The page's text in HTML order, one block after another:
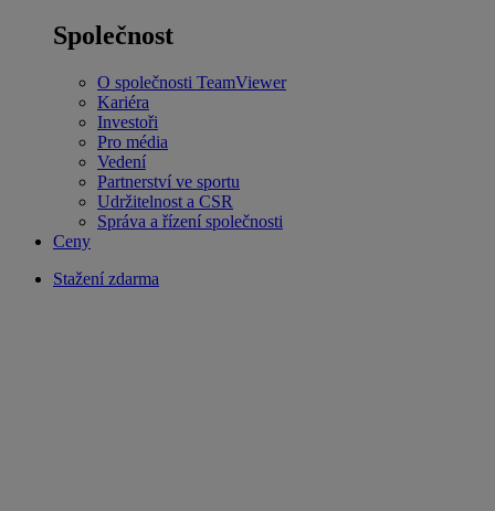
Společnost
O společnosti TeamViewer
Kariéra
Investoři
Pro média
Vedení
Partnerství ve sportu
Udržitelnost a CSR
Správa a řízení společnosti
Ceny
Stažení zdarma